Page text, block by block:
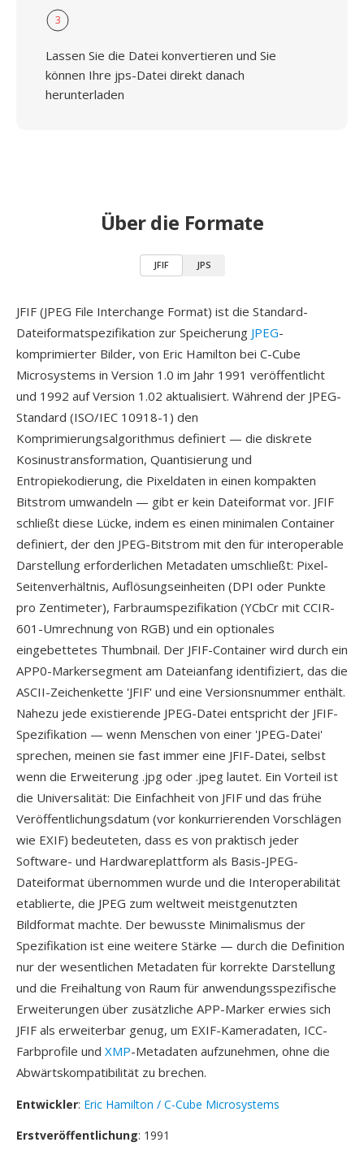
3
Lassen Sie die Datei konvertieren und Sie
können Ihre jps-Datei direkt danach
herunterladen
Über die Formate
JFIF JPS
JFIF (JPEG File Interchange Format) ist die Standard-
Dateiformatspezifikation zur Speicherung JPEG-
komprimierter Bilder, von Eric Hamilton bei C-Cube
Microsystems in Version 1.0 im Jahr 1991 veröffentlicht
und 1992 auf Version 1.02 aktualisiert. Während der JPEG-
Standard (ISO/IEC 10918-1) den
Komprimierungsalgorithmus definiert — die diskrete
Kosinustransformation, Quantisierung und
Entropiekodierung, die Pixeldaten in einen kompakten
Bitstrom umwandeln — gibt er kein Dateiformat vor. JFIF
schließt diese Lücke, indem es einen minimalen Container
definiert, der den JPEG-Bitstrom mit den für interoperable
Darstellung erforderlichen Metadaten umschließt: Pixel-
Seitenverhältnis, Auflösungseinheiten (DPI oder Punkte
pro Zentimeter), Farbraumspezifikation (YCbCr mit CCIR-
601-Umrechnung von RGB) und ein optionales
eingebettetes Thumbnail. Der JFIF-Container wird durch ein
APP0-Markersegment am Dateianfang identifiziert, das die
ASCII-Zeichenkette 'JFIF' und eine Versionsnummer enthält.
Nahezu jede existierende JPEG-Datei entspricht der JFIF-
Spezifikation — wenn Menschen von einer 'JPEG-Datei'
sprechen, meinen sie fast immer eine JFIF-Datei, selbst
wenn die Erweiterung .jpg oder .jpeg lautet. Ein Vorteil ist
die Universalität: Die Einfachheit von JFIF und das frühe
Veröffentlichungsdatum (vor konkurrierenden Vorschlägen
wie EXIF) bedeuteten, dass es von praktisch jeder
Software- und Hardwareplattform als Basis-JPEG-
Dateiformat übernommen wurde und die Interoperabilität
etablierte, die JPEG zum weltweit meistgenutzten
Bildformat machte. Der bewusste Minimalismus der
Spezifikation ist eine weitere Stärke — durch die Definition
nur der wesentlichen Metadaten für korrekte Darstellung
und die Freihaltung von Raum für anwendungsspezifische
Erweiterungen über zusätzliche APP-Marker erwies sich
JFIF als erweiterbar genug, um EXIF-Kameradaten, ICC-
Farbprofile und XMP-Metadaten aufzunehmen, ohne die
Abwärtskompatibilität zu brechen.
Entwickler: Eric Hamilton / C-Cube Microsystems
Erstveröffentlichung: 1991